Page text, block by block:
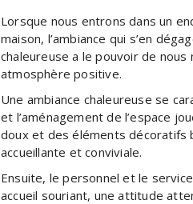
Lorsque nous entrons dans un
maison, l’ambiance qui s’en
chaleureuse a le pouvoir de
atmosphère positive.
Une ambiance chaleureuse se
et l’aménagement de l’espace
doux et des éléments décoratifs
accueillante et conviviale.
Ensuite, le personnel et le
accueil souriant, une attitude